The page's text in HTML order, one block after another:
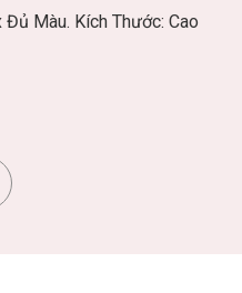
Màu. Kích Thước: Cao